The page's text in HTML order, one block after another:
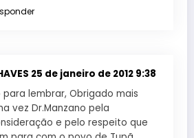
25 de janeiro de 2012 9:38
para lembrar, Obrigado mais
vez Dr.Manzano pela
e pelo respeito que